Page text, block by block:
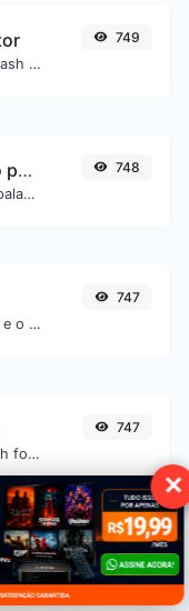
✕
Generate a SHA-512/224 hash for any string input.
749
Conversor de número para palavras
Converta um número para palavras por extenso.
748
Converta texto para Morse e o contrário para qualquer entrada de string.
747
Generate a SHA-3/256 hash for any string input.
747
Generate a SHA-1 hash for any string input.
743